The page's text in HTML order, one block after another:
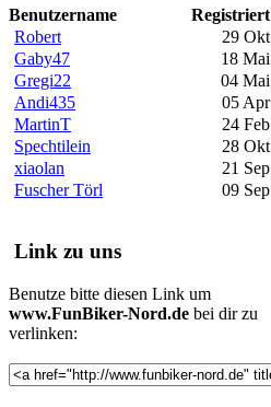
Benutzername
Registriert
Robert
29 Okt
Gaby47
18 Mai
Gregi22
04 Mai
Andi435
05 Apr
MartinT
24 Feb
Spechtilein
28 Okt
xiaolan
21 Sep
Fuscher Törl
09 Sep
Link zu uns
Benutze bitte diesen Link um
www.FunBiker-Nord.de bei dir zu
verlinken: